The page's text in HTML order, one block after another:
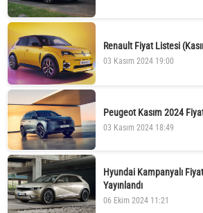
Renault Fiyat Listesi
03 Kasım 2024 19:00
Peugeot Kasım 2024
03 Kasım 2024 18:49
Hyundai Kampanyalı
Yayınlandı
06 Ekim 2024 11:21